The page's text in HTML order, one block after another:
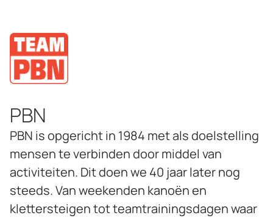
PBN
PBN is opgericht in 1984 met als doelstelling
mensen te verbinden door middel van
activiteiten. Dit doen we 40 jaar later nog
steeds. Van weekenden kanoën en
klettersteigen tot teamtrainingsdagen waar